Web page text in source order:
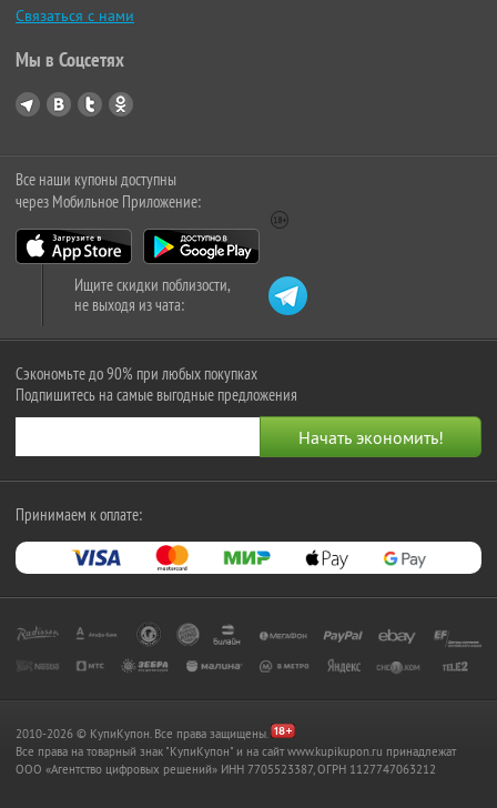
Связаться с нами
Мы в Соцсетях
Все наши купоны доступны
через Мобильное Приложение:
Ищите скидки поблизости,
не выходя из чата:
Сэкономьте до 90% при любых покупках
Подпишитесь на самые выгодные предложения
Принимаем к оплате:
2010-2026 © КупиКупон. Все права защищены.
Все права на товарный знак "КупиКупон" и на сайт www.kupikupon.ru принадлежат
OOO «Агентство цифровых решений» ИНН 7705523387, ОГРН 1127747063212